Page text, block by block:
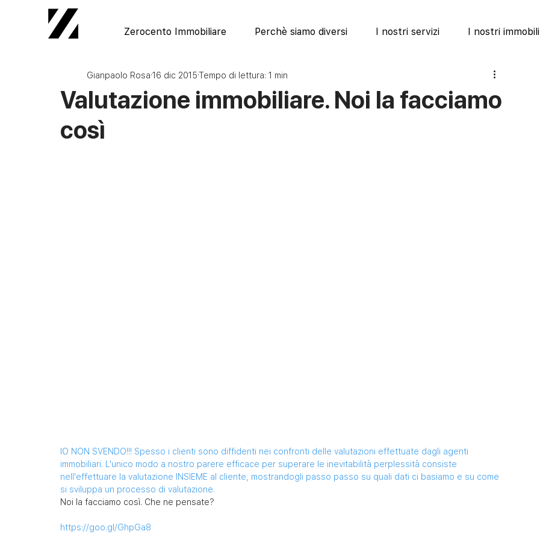
Zerocento Immobiliare Perchè siamo diversi I nostri servizi I nostri immobili
Valutazione immobiliare. Noi la facciamo
così
Gianpaolo Rosa 16 dic 2015Tempo di lettura: 1 min
IO NON SVENDO!!! Spesso i clienti sono diffidenti nei confronti delle valutazioni effettuate dagli agenti
immobiliari. L'unico modo a nostro parere efficace per superare le inevitabilità perplessità consiste
nell'effettuare la valutazione INSIEME al cliente, mostrandogli passo passo su quali dati ci basiamo e su come
si sviluppa un processo di valutazione.
Noi la facciamo così. Che ne pensate?
https://goo.gl/GhpGa8